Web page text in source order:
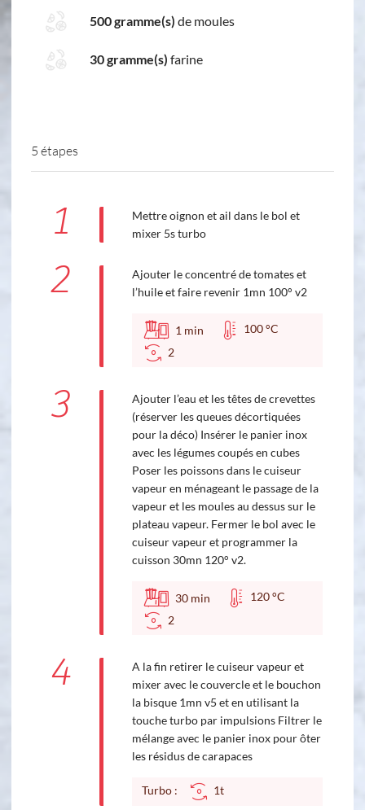
500 gramme(s) de moules
30 gramme(s) farine
5 étapes
1
Mettre oignon et ail dans le bol et
mixer 5s turbo
2
Ajouter le concentré de tomates et
l’huile et faire revenir 1mn 100° v2
1 min
100 °C
2
3
Ajouter l’eau et les têtes de crevettes
(réserver les queues décortiquées
pour la déco) Insérer le panier inox
avec les légumes coupés en cubes
Poser les poissons dans le cuiseur
vapeur en ménageant le passage de la
vapeur et les moules au dessus sur le
plateau vapeur. Fermer le bol avec le
cuiseur vapeur et programmer la
cuisson 30mn 120° v2.
30 min
120 °C
2
4
A la fin retirer le cuiseur vapeur et
mixer avec le couvercle et le bouchon
la bisque 1mn v5 et en utilisant la
touche turbo par impulsions Filtrer le
mélange avec le panier inox pour ôter
les résidus de carapaces
Turbo : 1t